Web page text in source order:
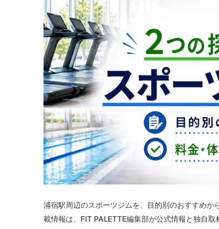
浦宿駅周辺のスポーツジムを、目的別のおすすめ
載情報は、FIT PALETTE編集部が公式情報と独自取